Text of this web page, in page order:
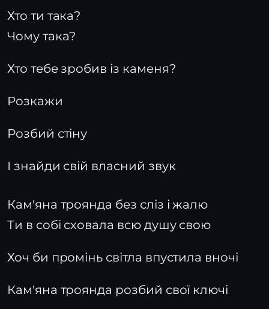
Хто ти така?
Чому така?
Хто тебе зробив із каменя?
Розкажи
Розбий стіну
І знайди свій власний звук
Кам'яна троянда без сліз і жалю
Ти в собі сховала всю душу свою
Хоч би промінь світла впустила вночі
Кам'яна троянда розбий свої ключі